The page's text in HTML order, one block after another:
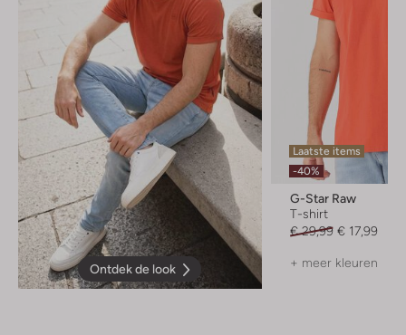
Ontdek de look
Laatste items
-40%
G-Star Raw
T-shirt
€ 29,99 € 17,99
+ meer kleuren